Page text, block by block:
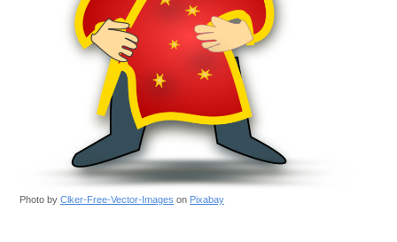
Photo by Clker-Free-Vector-Images on Pixabay